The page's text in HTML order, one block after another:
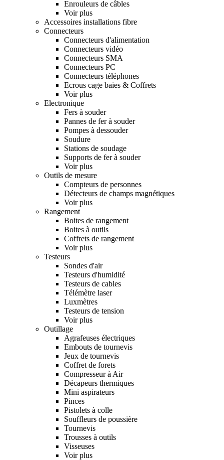
Enrouleurs de câbles
Voir plus
Accessoires installations fibre
Connecteurs
Connecteurs d'alimentation
Connecteurs vidéo
Connecteurs SMA
Connecteurs PC
Connecteurs téléphones
Ecrous cage baies & Coffrets
Voir plus
Electronique
Fers à souder
Pannes de fer à souder
Pompes à dessouder
Soudure
Stations de soudage
Supports de fer à souder
Voir plus
Outils de mesure
Compteurs de personnes
Détecteurs de champs magnétiques
Voir plus
Rangement
Boites de rangement
Boites à outils
Coffrets de rangement
Voir plus
Testeurs
Sondes d'air
Testeurs d'humidité
Testeurs de cables
Télémètre laser
Luxmètres
Testeurs de tension
Voir plus
Outillage
Agrafeuses électriques
Embouts de tournevis
Jeux de tournevis
Coffret de forets
Compresseur à Air
Décapeurs thermiques
Mini aspirateurs
Pinces
Pistolets à colle
Souffleurs de poussière
Tournevis
Trousses à outils
Visseuses
Voir plus